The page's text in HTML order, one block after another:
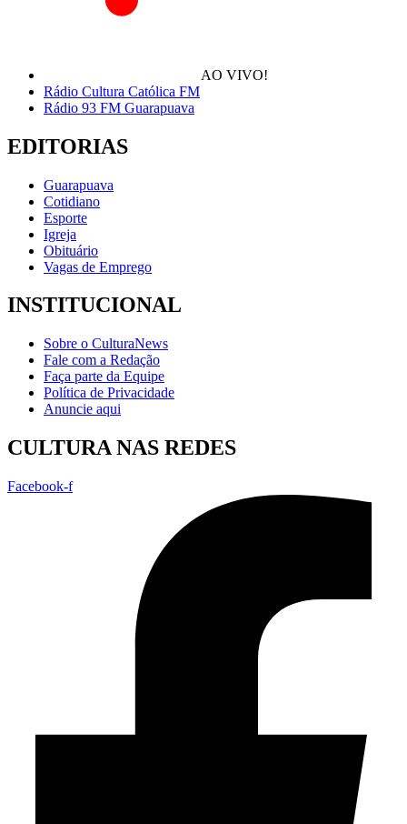
AO VIVO!
Rádio Cultura Católica FM
Rádio 93 FM Guarapuava
EDITORIAS
Guarapuava
Cotidiano
Esporte
Igreja
Obituário
Vagas de Emprego
INSTITUCIONAL
Sobre o CulturaNews
Fale com a Redação
Faça parte da Equipe
Política de Privacidade
Anuncie aqui
CULTURA NAS REDES
Facebook-f